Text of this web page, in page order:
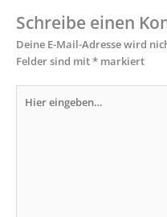
Schreibe einen
Deine E-Mail-Adresse wird
Felder sind mit* markiert
eingeben…